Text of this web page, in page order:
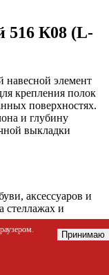
516 К08 (L-
элемент
крепления полок
поверхностях.
и глубину
выкладки
аксессуаров и
стеллажах и
оперативной
группы и
Принимаю